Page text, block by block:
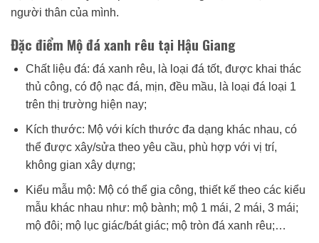
người thân của mình.
Đặc điểm Mộ đá xanh rêu tại Hậu Giang
Chất liệu đá: đá xanh rêu, là loại đá tốt, được khai thác
thủ công, có độ nạc đá, mịn, đều mầu, là loại đá loại 1
trên thị trường hiện nay;
Kích thước: Mộ với kích thước đa dạng khác nhau, có
thể được xây/sửa theo yêu cầu, phù hợp với vị trí,
không gian xây dựng;
Kiểu mẫu mộ: Mộ có thể gia công, thiết kế theo các kiểu
mẫu khác nhau như: mộ bành; mộ 1 mái, 2 mái, 3 mái;
mộ đôi; mộ lục giác/bát giác; mộ tròn đá xanh rêu;…